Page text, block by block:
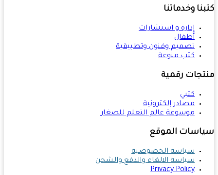
وخدماتنا
إدارة و استشارات
أطفال
تصميم وفنون وتطبيقية
كتب منوعة
رقمية
كتبي
مصادر إلكترونية
موسوعة عالم التعلم للصغار
الموقع
سياسة الخصوصية
سياسة الالغاء والدفع والشحن
Privacy Policy